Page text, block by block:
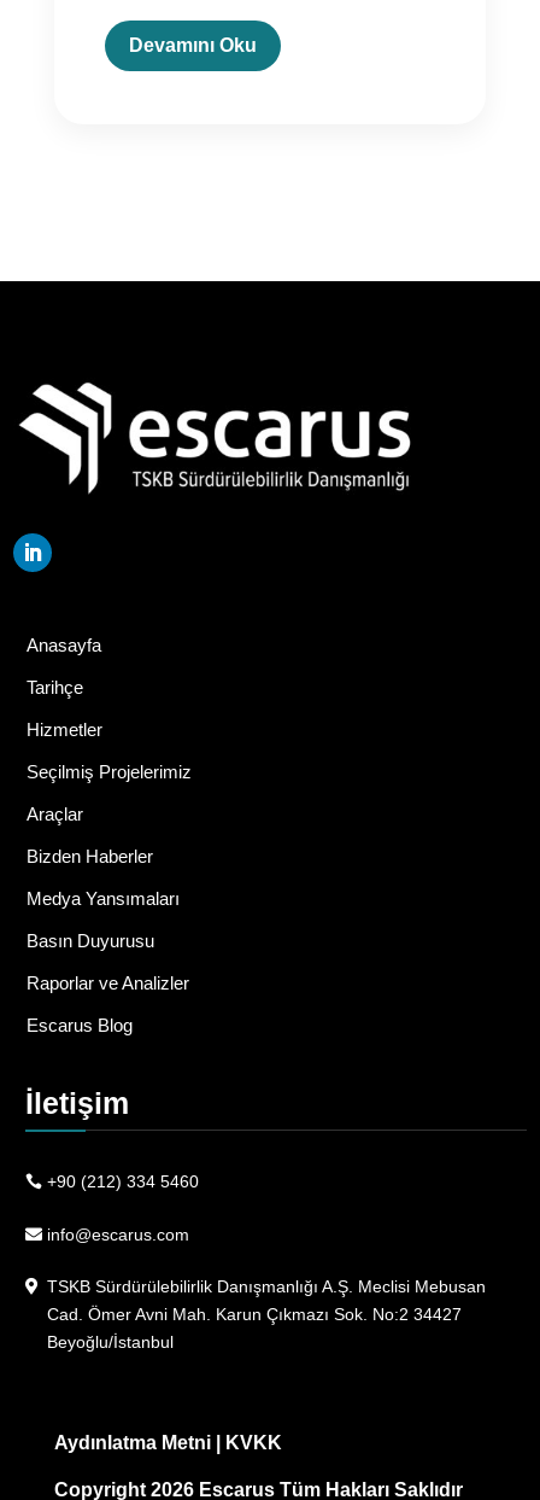
Devamını Oku
Anasayfa
Tarihçe
Hizmetler
Seçilmiş Projelerimiz
Araçlar
Bizden Haberler
Medya Yansımaları
Basın Duyurusu
Raporlar ve Analizler
Escarus Blog
İletişim
+90 (212) 334 5460
info@escarus.com
TSKB Sürdürülebilirlik Danışmanlığı A.Ş. Meclisi Mebusan
Cad. Ömer Avni Mah. Karun Çıkmazı Sok. No:2 34427
Beyoğlu/İstanbul
Aydınlatma Metni| KVKK
Copyright 2026 Escarus Tüm Hakları Saklıdır